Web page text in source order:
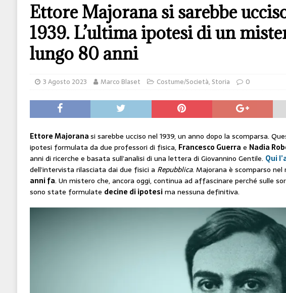
[ 29 Giugno 2026 ] Fabio Di Venosa: “L’infedeltà aziendale è in
ECONOMIA
[ 14 Giugno 2026 ]
HI-TECH
[ 7 Febbraio 2020 ] Nato con l’Austria-Ungheria e morto nell’era
viveva nel futuro
ARTE
Ettore Majorana si sarebbe
1939. L’ultima ipotesi di un
lungo 80 anni
3 Agosto 2023 Marco Blaset Costume/Società, Storia 0
Ettore Majoranasi sarebbe ucciso nel 1939, un anno dopo la scomparsa.
ipotesi formulata da due professori di fisica, Francesco Guerra e Nadia
anni di ricerche e basata sull’analisi di una lettera di Giovannino Gentile. Qui
dell’intervista rilasciata dai due fisici a Repubblica. Majorana è scomparso nel
anni fa. Un mistero che, ancora oggi, continua ad affascinare perché sulle
sono state formulate decine di ipotesima nessuna definitiva.